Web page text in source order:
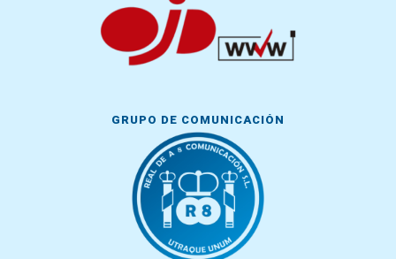
GRUPO DE COMUNICACIÓN